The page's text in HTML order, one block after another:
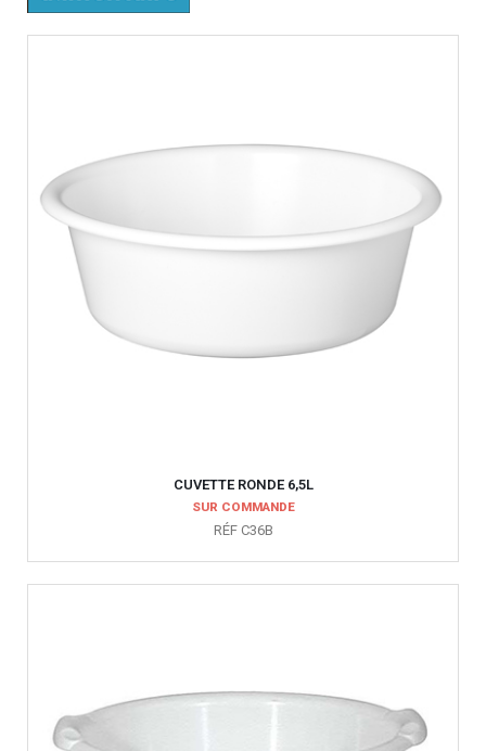
CUVETTE RONDE 6,5L
SUR COMMANDE
RÉF C36B